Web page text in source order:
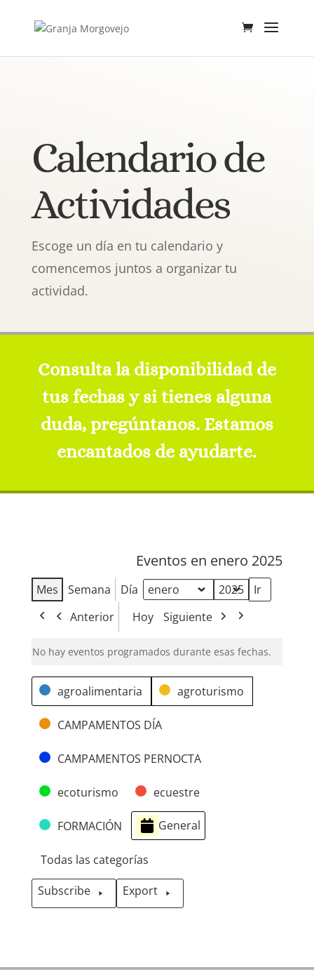
Calendario de
Actividades
Escoge un día en tu calendario y
comencemos juntos a organizar tu
actividad.
Consulta la disponibilidad de
tus fechas y si tienes alguna
duda, pregúntanos. Estamos
encantados de ayudarte.
Eventos en enero 2025
Mes Semana Día Mes
Año
Anterior Hoy Siguiente
No hay eventos programados durante esas fechas.
Categoríasagroalimentaria agroturismo
CAMPAMENTOS DÍA
CAMPAMENTOS PERNOCTA
ecoturismo ecuestre
FORMACIÓN General
Todas las categorías
Subscribe
Export